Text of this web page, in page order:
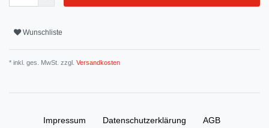
Wunschliste
* inkl. ges. MwSt. zzgl. Versandkosten
Impressum Daten­schutz­erklärung AGB